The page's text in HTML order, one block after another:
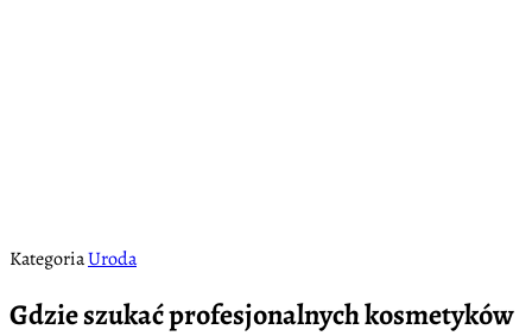
KategoriaUroda
Gdzie szukać profesjonalnych kosmetyków